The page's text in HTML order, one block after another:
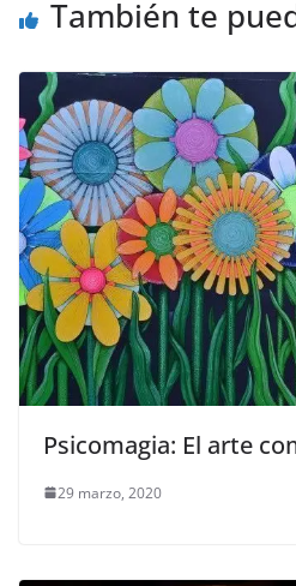
También te
Psicomagia: El arte
29 marzo, 2020